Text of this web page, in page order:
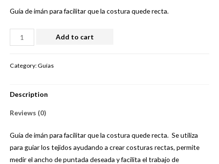
Guía de imán para facilitar que la costura quede recta.
Guia
con
quantity
Add to cart
Category:Guías
Description
Reviews (0)
Guía de imán para facilitar que la costura quede recta. Se utiliza
para guiar los tejidos ayudando a crear costuras rectas, permite
medir el ancho de puntada deseada y facilita el trabajo de